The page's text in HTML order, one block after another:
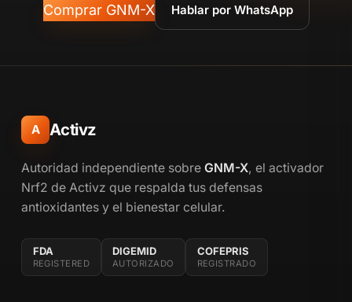
Comprar GNM-X Hablar por WhatsApp
A Activz
Autoridad independiente sobre GNM-X, el activador
Nrf2 de Activz que respalda tus defensas
antioxidantes y el bienestar celular.
FDA
REGISTERED
DIGEMID
AUTORIZADO
COFEPRIS
REGISTRADO